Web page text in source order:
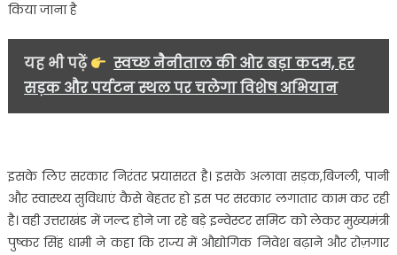
यह
बात……..
किया जाना है
यह भी पढ़ें
स्वच्छ नैनीताल की ओर बड़ा कदम, हर
सड़क और पर्यटन स्थल पर चलेगा विशेष अभियान
इसके लिए सरकार निरंतर प्रयासरत है। इसके अलावा सड़क,बिजली, पानी
और स्वास्थ्य सुविधाएं कैसे बेहतर हो इस पर सरकार लगातार काम कर रही
है। वही उत्तराखंड में जल्द होने जा रहे बड़े इन्वेस्टर समिट को लेकर मुख्यमंत्री
पुष्कर सिंह धामी ने कहा कि राज्य में औद्योगिक निवेश बढ़ाने और रोज़गार